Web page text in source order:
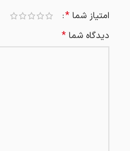
امتیاز شما *
دیدگاه شما *